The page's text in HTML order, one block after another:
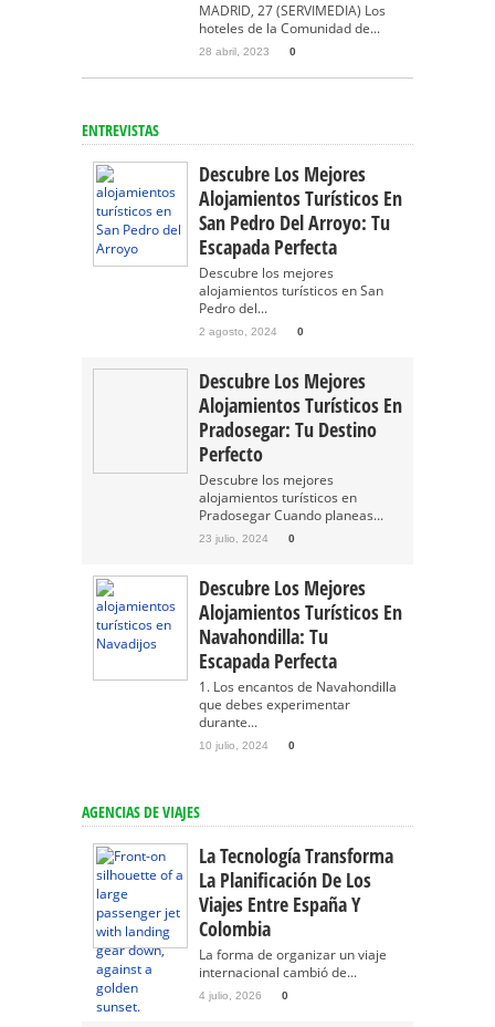
MADRID, 27 (SERVIMEDIA) Los
hoteles de la Comunidad de...
28 abril, 2023 0
ENTREVISTAS
Descubre Los Mejores
Alojamientos Turísticos En
San Pedro Del Arroyo: Tu
Escapada Perfecta
Descubre los mejores
alojamientos turísticos en San
Pedro del...
2 agosto, 2024 0
Descubre Los Mejores
Alojamientos Turísticos En
Pradosegar: Tu Destino
Perfecto
Descubre los mejores
alojamientos turísticos en
Pradosegar Cuando planeas...
23 julio, 2024 0
Descubre Los Mejores
Alojamientos Turísticos En
Navahondilla: Tu
Escapada Perfecta
1. Los encantos de Navahondilla
que debes experimentar
durante...
10 julio, 2024 0
AGENCIAS DE VIAJES
La Tecnología Transforma
La Planificación De Los
Viajes Entre España Y
Colombia
La forma de organizar un viaje
internacional cambió de...
4 julio, 2026 0